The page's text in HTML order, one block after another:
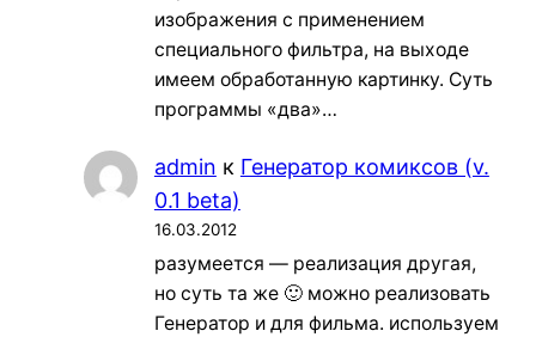
изображения с применением
специального фильтра, на выходе
имеем обработанную картинку. Суть
программы «два»…
admin к Генератор комиксов (v.
0.1 beta)
16.03.2012
разумеется — реализация другая,
но суть та же 🙂 можно реализовать
Генератор и для фильма. используем